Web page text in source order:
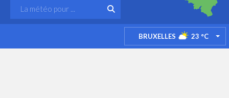
BRUXELLES 23 °C